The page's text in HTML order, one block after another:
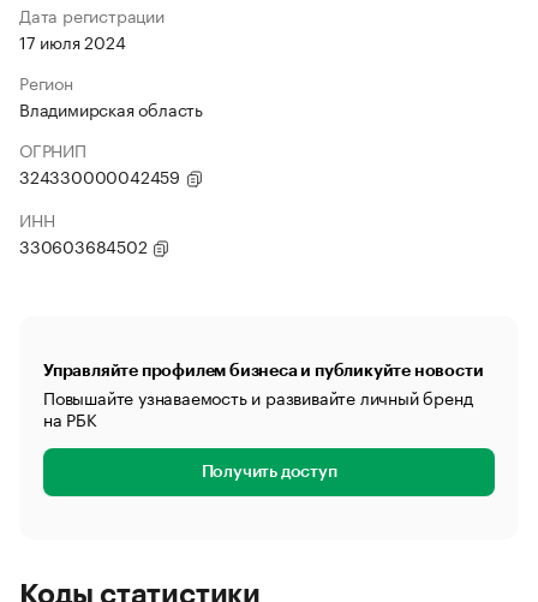
Дата регистрации
17 июля 2024
Регион
Владимирская область
ОГРНИП
324330000042459
ИНН
330603684502
Управляйте профилем бизнеса и публикуйте новости
Повышайте узнаваемость и развивайте личный бренд
на РБК
Получить доступ
Коды статистики